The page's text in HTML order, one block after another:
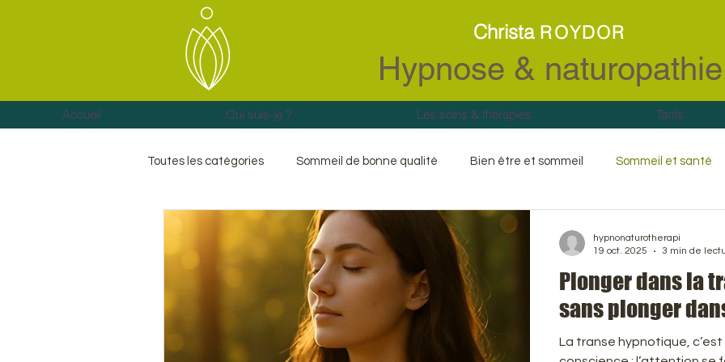
Christa ROYDOR
Hypnose & naturopathie
Accueil Qui suis-je ? Les soins & thérapies Tarifs
Toutes les catégories Sommeil de bonne qualité Bien être et sommeil Sommeil et santé
Energétique Libération émotionnelle
Blocages Deuil Peurs irrationnelles Traumatisme Chocs
Libération émotionnelle changement de vie Naturopathie Endermologie LPG
Plonger dans la
sans plonger
La transe hypnotique,
hypnonaturotherapi
19 oct. 2025
3 min de